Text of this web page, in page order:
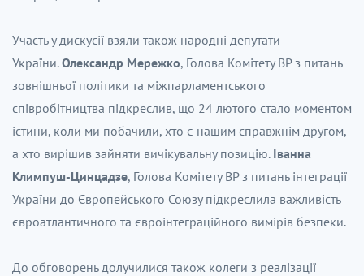
Участь у дискусії взяли також народні депутати
України. Олександр Мережко, Голова Комітету ВР з питань
зовнішньої політики та міжпарламентського
співробітництва підкреслив, що 24 лютого стало моментом
істини, коли ми побачили, хто є нашим справжнім другом,
а хто вирішив зайняти вичікувальну позицію. Іванна
Климпуш-Цинцадзе, Голова Комітету ВР з питань інтеграції
України до Європейського Союзу підкреслила важливість
євроатлантичного та євроінтеграційного вимірів безпеки.
До обговорень долучилися також колеги з реалізації